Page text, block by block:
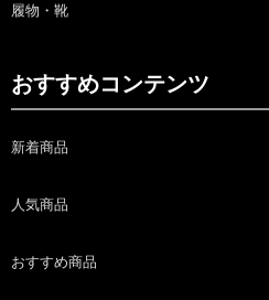
履物・靴
おすすめコンテンツ
新着商品
人気商品
おすすめ商品